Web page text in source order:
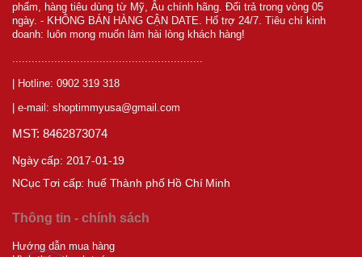
phẩm, hàng tiêu dùng từ Mỹ, Âu chính hãng. Đổi trả trong vòng 05
ngày. - KHÔNG BÁN HÀNG CẬN DATE. Hổ trợ 24/7. Tiêu chí kinh
doanh: luôn mong muốn làm hài lòng khách hàng!
...........................................................
| Hotline: 0902 319 318
| e-mail: shoptimmyusa@gmail.com
MST: 8462873074
Ngày cấp: 2017-01-19
NCục Tơi cấp: huế Thành phố Hồ Chí Minh
Thông tin - chính sách
Hướng dẫn mua hàng